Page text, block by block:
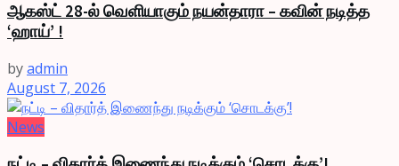
ஆகஸ்ட் 28-ல் வெளியாகும் நயன்தாரா – கவின் நடித்த
‘ஹாய்’ !
byadmin
August 7, 2026
News